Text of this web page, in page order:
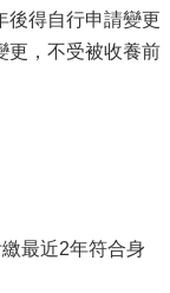
後得自行申請變更
更，不受被收養前
最近2年符合身